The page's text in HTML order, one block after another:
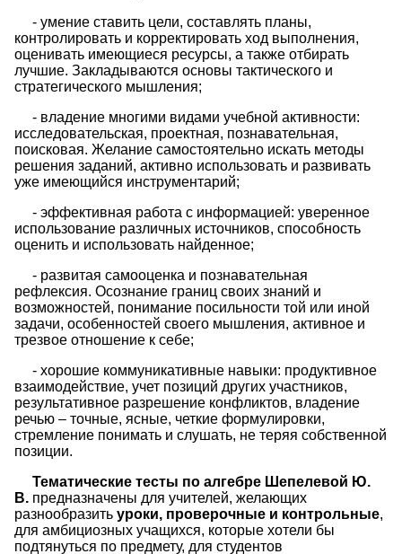
- умение ставить цели, составлять планы,
контролировать и корректировать ход выполнения,
оценивать имеющиеся ресурсы, а также отбирать
лучшие. Закладываются основы тактического и
стратегического мышления;
- владение многими видами учебной активности:
исследовательская, проектная, познавательная,
поисковая. Желание самостоятельно искать методы
решения заданий, активно использовать и развивать
уже имеющийся инструментарий;
- эффективная работа с информацией: уверенное
использование различных источников, способность
оценить и использовать найденное;
- развитая самооценка и познавательная
рефлексия. Осознание границ своих знаний и
возможностей, понимание посильности той или иной
задачи, особенностей своего мышления, активное и
трезвое отношение к себе;
- хорошие коммуникативные навыки: продуктивное
взаимодействие, учет позиций других участников,
результативное разрешение конфликтов, владение
речью – точные, ясные, четкие формулировки,
стремление понимать и слушать, не теряя собственной
позиции.
Тематические тесты по алгебре Шепелевой Ю.
В. предназначены для учителей, желающих
разнообразить уроки, проверочные и контрольные,
для амбициозных учащихся, которые хотели бы
подтянуться по предмету, для студентов